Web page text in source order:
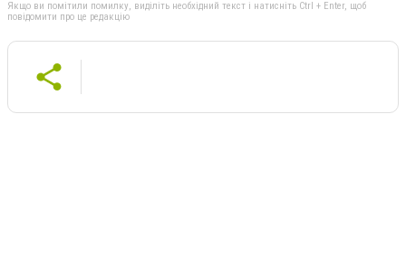
Якщо ви помітили помилку, виділіть необхідний текст і натисніть Ctrl + Enter, щоб
повідомити про це редакцію